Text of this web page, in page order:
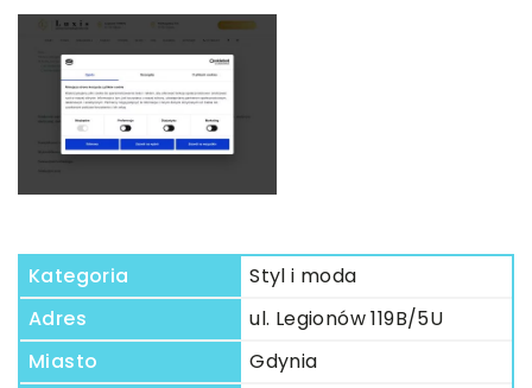
Kategoria
Styl i moda
Adres
ul. Legionów 119B/5U
Miasto
Gdynia